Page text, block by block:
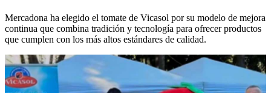
Mercadona ha elegido el tomate de Vicasol por su modelo de mejora
continua que combina tradición y tecnología para ofrecer productos
que cumplen con los más altos estándares de calidad.